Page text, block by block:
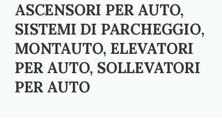
ASCENSORI PER AUTO,
SISTEMI DI PARCHEGGIO,
MONTAUTO, ELEVATORI
PER AUTO, SOLLEVATORI
PER AUTO